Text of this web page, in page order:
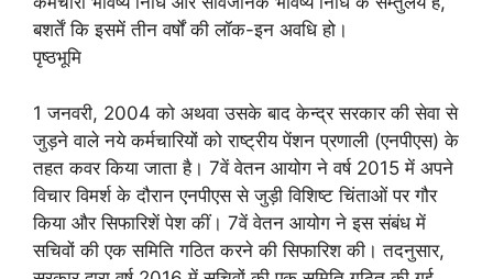
बशर्तें कि इसमें तीन वर्षों की लॉक-इन अवधि हो।
पृष्‍ठभूमि
1 जनवरी, 2004 को अथवा उसके बाद केन्‍द्र सरकार की सेवा से
जुड़ने वाले नये कर्मचारियों को राष्‍ट्रीय पेंशन प्रणाली (एनपीएस) के
तहत कवर किया जाता है। 7वें वेतन आयोग ने वर्ष 2015 में अपने
विचार विमर्श के दौरान एनपीएस से जुड़ी विशिष्‍ट चिंताओं पर गौर
किया और सिफारिशें पेश कीं। 7वें वेतन आयोग ने इस संबंध में
सचिवों की एक समिति गठित करने की सिफारिश की। तदनुसार,